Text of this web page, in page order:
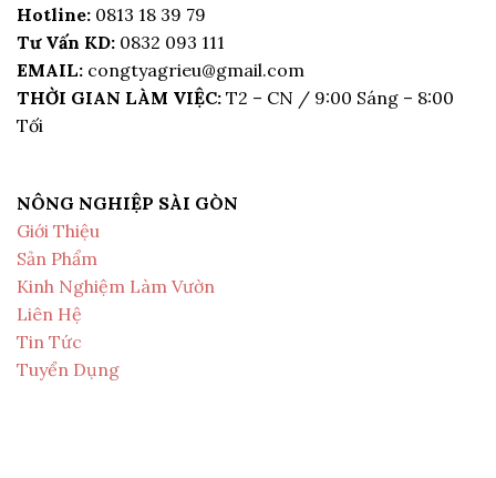
Hotline: 0813 18 39 79
Tư Vấn KD: 0832 093 111
EMAIL: congtyagrieu@gmail.com
THỜI GIAN LÀM VIỆC: T2 – CN / 9:00 Sáng – 8:00
Tối
NÔNG NGHIỆP SÀI GÒN
Giới Thiệu
Sản Phẩm
Kinh Nghiệm Làm Vườn
Liên Hệ
Tin Tức
Tuyển Dụng